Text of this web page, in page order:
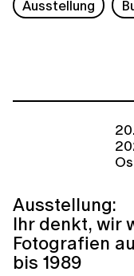
Ausstellung
Ausstellung:
Ihr denkt, wir
Fotografien
bis 1989